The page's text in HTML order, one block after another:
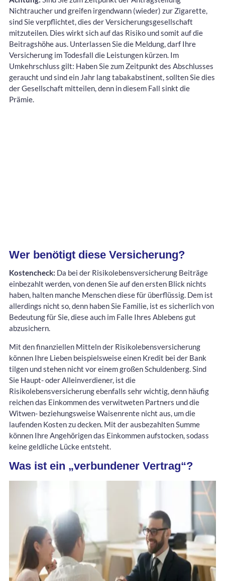
Nichtraucher und greifen irgendwann (wieder) zur Zigarette,
sind Sie verpflichtet, dies der Versicherungsgesellschaft
mitzuteilen. Dies wirkt sich auf das Risiko und somit auf die
Beitragshöhe aus. Unterlassen Sie die Meldung, darf Ihre
Versicherung im Todesfall die Leistungen kürzen. Im
Umkehrschluss gilt: Haben Sie zum Zeitpunkt des Abschlusses
geraucht und sind ein Jahr lang tabakabstinent, sollten Sie dies
der Gesellschaft mitteilen, denn in diesem Fall sinkt die
Prämie.
Wer benötigt diese Versicherung?
Kostencheck: Da bei der Risikolebensversicherung Beiträge
einbezahlt werden, von denen Sie auf den ersten Blick nichts
haben, halten manche Menschen diese für überflüssig. Dem ist
allerdings nicht so, denn haben Sie Familie, ist es sicherlich von
Bedeutung für Sie, diese auch im Falle Ihres Ablebens gut
abzusichern.
Mit den finanziellen Mitteln der Risikolebensversicherung
können Ihre Lieben beispielsweise einen Kredit bei der Bank
tilgen und stehen nicht vor einem großen Schuldenberg. Sind
Sie Haupt- oder Alleinverdiener, ist die
Risikolebensversicherung ebenfalls sehr wichtig, denn häufig
reichen das Einkommen des verwitweten Partners und die
Witwen- beziehungsweise Waisenrente nicht aus, um die
laufenden Kosten zu decken. Mit der ausbezahlten Summe
können Ihre Angehörigen das Einkommen aufstocken, sodass
keine geldliche Lücke entsteht.
Was ist ein „verbundener Vertrag“?